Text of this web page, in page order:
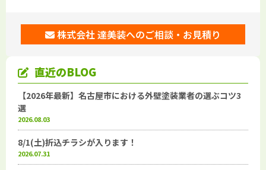
株式会社 達美装へのご相談・お見積り
直近のBLOG
【2026年最新】名古屋市における外壁塗装業者の選ぶコツ3
選
2026.08.03
8/1(土)折込チラシが入ります！
2026.07.31